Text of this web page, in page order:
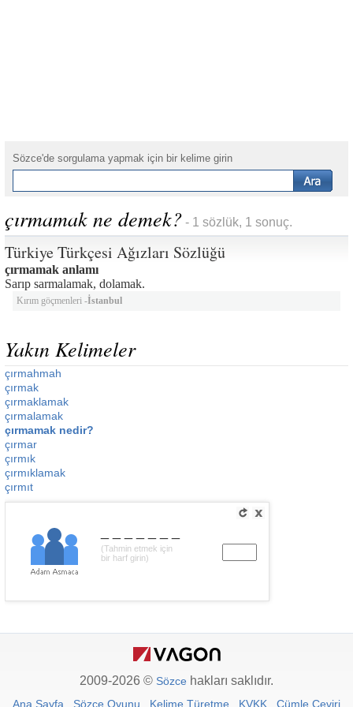
Sözce'de sorgulama yapmak için bir kelime girin
çırmamak ne demek? - 1 sözlük, 1 sonuç.
Türkiye Türkçesi Ağızları Sözlüğü
çırmamak anlamı
Sarıp sarmalamak, dolamak.
Kırım göçmenleri -İstanbul
Yakın Kelimeler
çırmahmah
çırmak
çırmaklamak
çırmalamak
çırmamak nedir?
çırmar
çırmık
çırmıklamak
çırmıt
(Tahmin etmek için
bir harf girin)
2009-2026 © Sözce hakları saklıdır.
Ana Sayfa Sözce Oyunu Kelime Türetme KVKK Cümle Çeviri